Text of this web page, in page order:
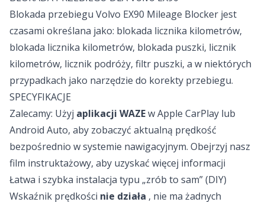
Blokada przebiegu Volvo EX90 Mileage Blocker jest
czasami określana jako: blokada licznika kilometrów,
blokada licznika kilometrów, blokada puszki, licznik
kilometrów, licznik podróży, filtr puszki, a w niektórych
przypadkach jako narzędzie do korekty przebiegu.
SPECYFIKACJE
Zalecamy: Użyj aplikacji WAZEw Apple CarPlay lub
Android Auto, aby zobaczyć aktualną prędkość
bezpośrednio w systemie nawigacyjnym. Obejrzyj nasz
film instruktażowy, aby uzyskać więcej informacji
Łatwa i szybka instalacja typu „zrób to sam” (DIY)
Wskaźnik prędkości nie działa , nie ma żadnych